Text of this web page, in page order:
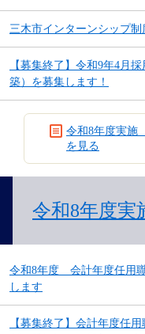
三木市インターンシップ制
【募集終了】令和9年4月
築）を募集します！
令和8年度実施
を見る
令和8年度
令和8年度 会計年度任用
します
【募集終了】会計年度任